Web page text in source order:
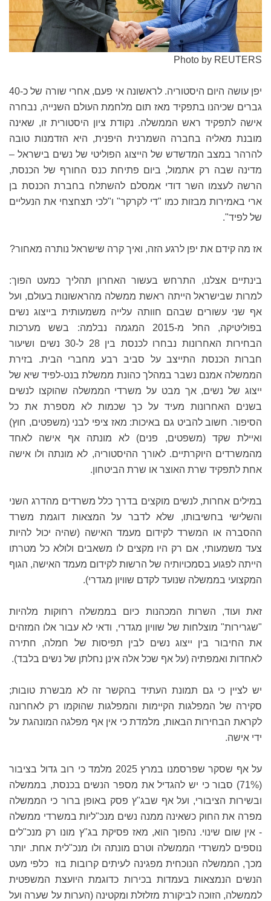
Photo by REUTERS
יפן עושה היום היסטוריה. לראשונה אי פעם, אחרי שורה של כ-40
גברים שכיהנו בתפקיד מאז תום מלחמת העולם השנייה, נבחרה
אישה לתפקיד ראש הממשלה. נקודת ציון היסטורית זו, שאינה
מובנת מאליה בחברה השמרנית היפנית, היא הזדמנות טובה
להרהר במצב המדשדש של הייצוג הפוליטי של נשים בישראל –
מדינה שבה רק אתמול, ביום פתיחת כנס החורף של הכנסת,
הרשה לעצמו השר דודי אמסלם להשתלח בחברת הכנסת בן
ארי באמירות מבזות כמו "די לקרקר" ו"לכי תצחצחי את הנעליים
של לפיד".
אז מה קידם את יפן לרגע הזה, ואיך קרה שישראל נותרה מאחור?
בינתיים אצלנו, התרחש בעשור האחרון תהליך כמעט הפוך:
למרות שבישראל הייתה ראשת ממשלה מהראשונות בעולם, ועל
אף שני עשורים שבהם חוותה עלייה משמעותית בייצוג נשים
בפוליטיקה, החל מ-2015 המגמה נבלמה: בשש מערכות
הבחירות האחרונות נבחרו לכנסת בין 28 ל-30 נשים ושיעור
חברות הכנסת התייצב על סביב רבע מחברי הבית. בזירת
הממשלה אמנם נשבר במהלך כהונת ממשלת בנט-לפיד שיא של
ייצוג של נשים, אך מבט על משרדי הממשלה שהוקצו לנשים
בשנים האחרונות מעיד על כך שכמות לא מספרת את כל
הסיפור. חשוב להביט גם באיכות: מאז ציפי לבני (משפטים, חוץ)
ואיילת שקד (משפטים, פנים) לא מונתה אף אישה לאחד
מהמשרדים היוקרתיים. לאורך ההיסטוריה, לא מונתה ולו אישה
אחת לתפקיד שרת האוצר או שרת הביטחון.
במילים אחרות, לנשים מוקצים בדרך כלל משרדים מהדרג השני
והשלישי בחשיבותו, שלא לדבר על המצאות דוגמת משרד
ההסברה או המשרד לקידום מעמד האישה (שהיה יכול להיות
צעד משמעותי, אם רק היו מקצים לו משאבים ולולא כל מטרתו
הייתה לפגוע בסמכויותיה של הרשות לקידום מעמד האישה, הגוף
המקצועי בממשלה שנועד לקדם שוויון מגדרי).
זאת ועוד, השרות המכהנות כיום בממשלה רחוקות מלהיות
"שגרירות" מוצלחות של שוויון מגדרי, ודאי לא עבור אלו המזהים
את החיבור בין ייצוג נשים לבין תפיסות של חמלה, חתירה
לאחדות ואמפתיה (על אף שכל אלה אינן נחלתן של נשים בלבד).
יש לציין כי גם תמונת העתיד בהקשר זה לא מבשרת טובות;
סקירה של המפלגות הקיימות והמפלגות שהוקמו רק לאחרונה
לקראת הבחירות הבאות, מלמדת כי אין אף מפלגה המונהגת על
ידי אישה.
על אף שסקר שפרסמנו במרץ 2025 מלמד כי רוב גדול בציבור
(71%) סבור כי יש להגדיל את מספר הנשים בכנסת, בממשלה
ובשירות הציבורי, ועל אף שבג"ץ פסק באופן ברור כי הממשלה
מפרה את החוק כשאינה ממנה נשים מנכ"ליות במשרדי ממשלה
- אין שום שינוי. נהפוך הוא, מאז פסיקת בג"ץ מונו רק מנכ"לים
נוספים למשרדי הממשלה וטרם מונתה ולו מנכ"לית אחת. יותר
מכך, הממשלה הנוכחית מפגינה לעיתים קרובות בוז כלפי מעט
הנשים הנמצאות בעמדות בכירות כדוגמת היועצת המשפטית
לממשלה, הזוכה לביקורת מזלזלת ומקטינה (הערות על שערה ועל